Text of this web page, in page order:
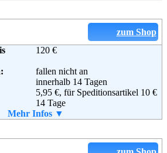
Mirapodo GmbH
c/o Baur FullfillmentSolutions
GmbH
Michael-Dechant-Str.11
96260 Weismain
service@mirapodo.de
zum Shop
120 €
fallen nicht an
innerhalb 14 Tagen
5,95 €, für Speditionsartikel 10 €
14 Tage
Ja
Mehr Infos ▼